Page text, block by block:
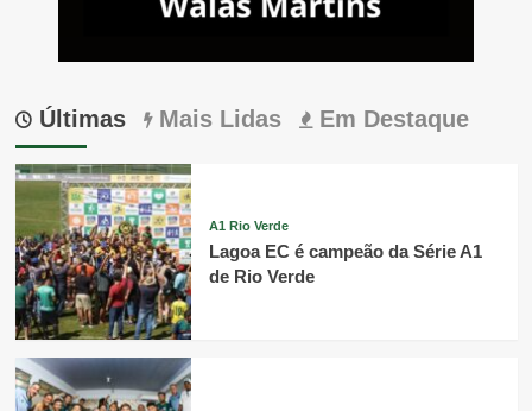
Últimas Mais Lidas Em Destaque
A1 Rio Verde
Lagoa EC é campeão da Série A1
de Rio Verde